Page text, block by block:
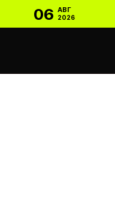
06 АВГ
2026